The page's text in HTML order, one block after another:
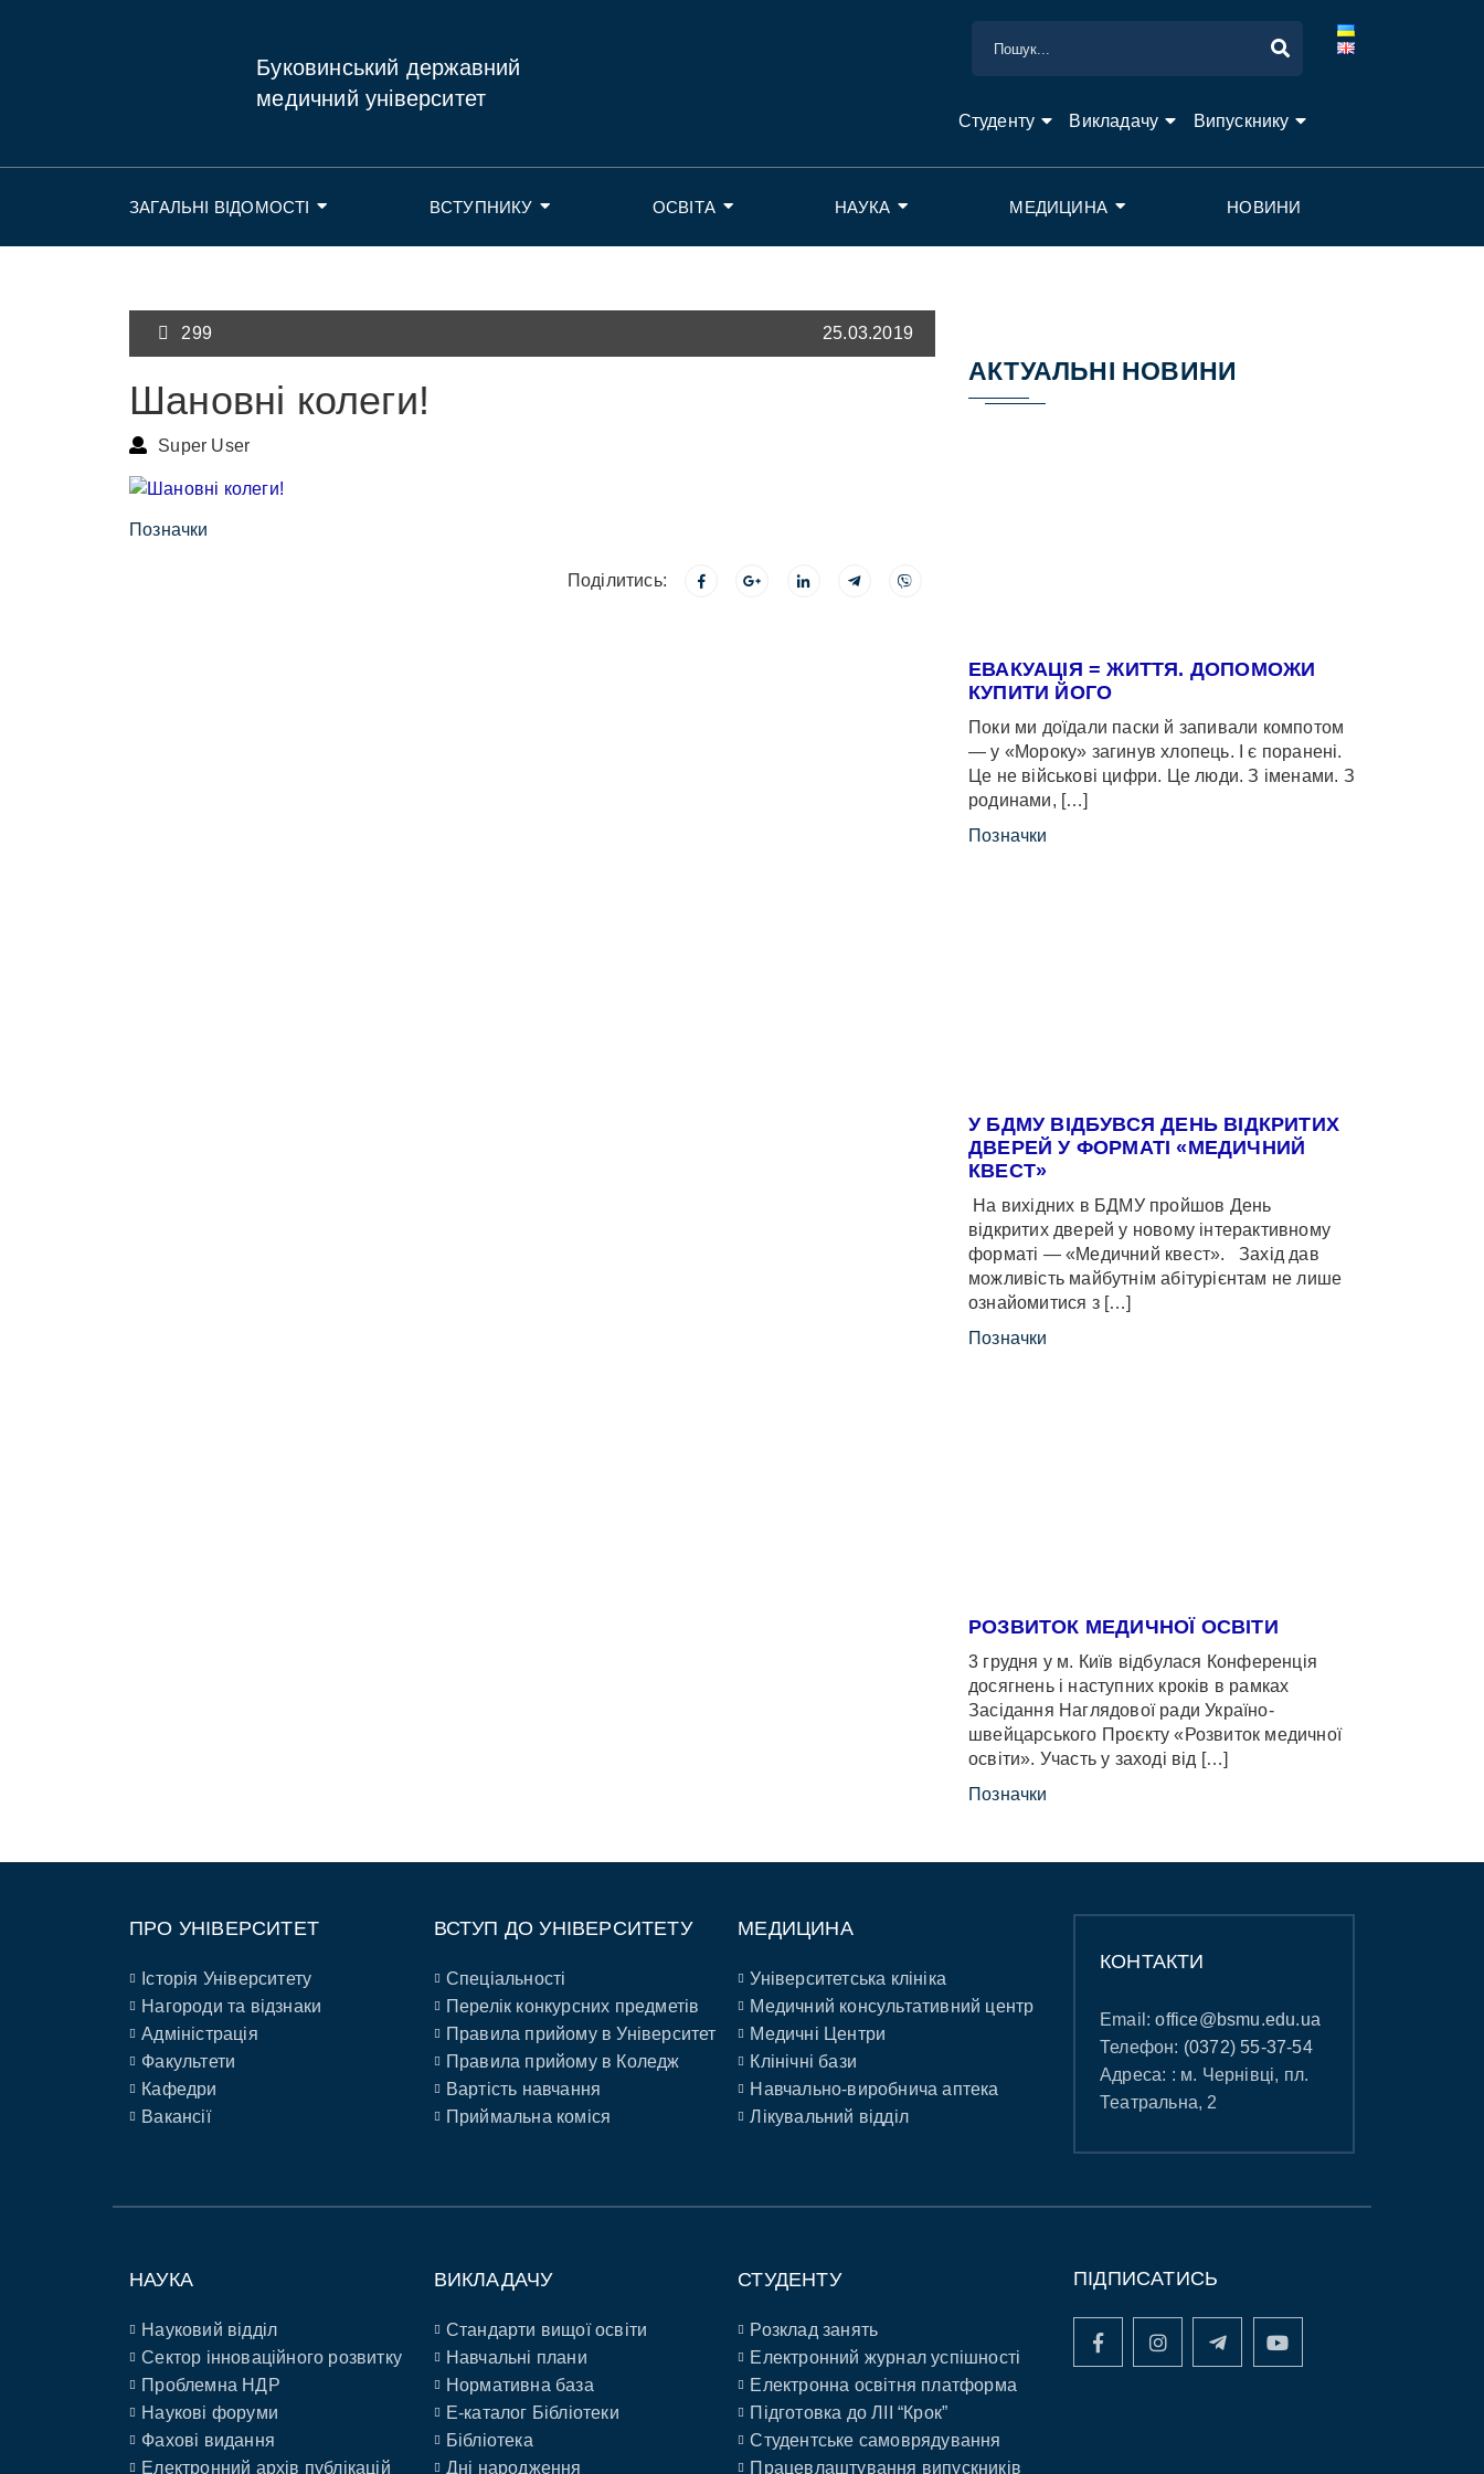
Буковинський державний
медичний університет
Студенту Викладачу Випускнику
ЗАГАЛЬНІ ВІДОМОСТІ ВСТУПНИКУ ОСВІТА НАУКА МЕДИЦИНА НОВИНИ
299 25.03.2019
Шановні колеги!
Super User
Позначки
Поділитись:
АКТУАЛЬНІ НОВИНИ
ЕВАКУАЦІЯ = ЖИТТЯ. ДОПОМОЖИ
КУПИТИ ЙОГО
Поки ми доїдали паски й запивали компотом
— у «Мороку» загинув хлопець. І є поранені.
Це не військові цифри. Це люди. З іменами. З
родинами, […]
Позначки
У БДМУ ВІДБУВСЯ ДЕНЬ ВІДКРИТИХ
ДВЕРЕЙ У ФОРМАТІ «МЕДИЧНИЙ
КВЕСТ»
На вихідних в БДМУ пройшов День
відкритих дверей у новому інтерактивному
форматі — «Медичний квест». Захід дав
можливість майбутнім абітурієнтам не лише
ознайомитися з […]
Позначки
РОЗВИТОК МЕДИЧНОЇ ОСВІТИ
3 грудня у м. Київ відбулася Конференція
досягнень і наступних кроків в рамках
Засідання Наглядової ради Україно-
швейцарського Проєкту «Розвиток медичної
освіти». Участь у заході від […]
Позначки
ПРО УНІВЕРСИТЕТ
Історія Університету
Нагороди та відзнаки
Адміністрація
Факультети
Кафедри
Вакансії
ВСТУП ДО УНІВЕРСИТЕТУ
Спеціальності
Перелік конкурсних предметів
Правила прийому в Університет
Правила прийому в Коледж
Вартість навчання
Приймальна коміся
МЕДИЦИНА
Університетська клініка
Медичний консультативний центр
Медичні Центри
Клінічні бази
Навчально-виробнича аптека
Лікувальний відділ
КОНТАКТИ
Email:office@bsmu.edu.ua
Телефон: (0372) 55-37-54
Адреса: : м. Чернівці, пл.
Театральна, 2
НАУКА
Науковий відділ
Сектор інноваційного розвитку
Проблемна НДР
Наукові форуми
Фахові видання
Електронний архів публікацій
ВИКЛАДАЧУ
Стандарти вищої освіти
Навчальні плани
Нормативна база
E-каталог Бібліотеки
Бібліотека
Дні народження
СТУДЕНТУ
Розклад занять
Електронний журнал успішності
Електронна освітня платформа
Підготовка до ЛІІ “Крок”
Студентське самоврядування
Працевлаштування випускників
ПІДПИСАТИСЬ